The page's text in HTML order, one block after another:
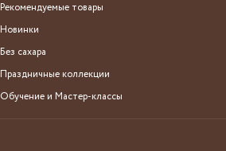
Рекомендуемые товары
Новинки
Без сахара
Праздничные коллекции
Обучение и Мастер-классы